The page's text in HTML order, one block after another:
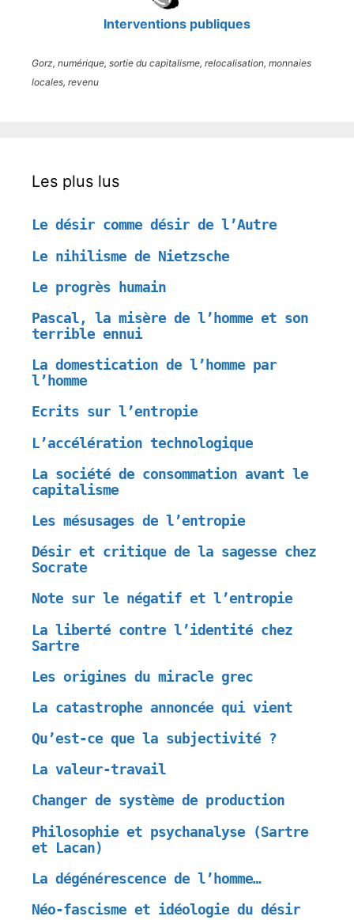
Interventions publiques
Gorz, numérique, sortie du capitalisme, relocalisation, monnaies
locales, revenu
Les plus lus
Le désir comme désir de l’Autre
Le nihilisme de Nietzsche
Le progrès humain
Pascal, la misère de l’homme et son
terrible ennui
La domestication de l’homme par
l’homme
Ecrits sur l’entropie
L’accélération technologique
La société de consommation avant le
capitalisme
Les mésusages de l’entropie
Désir et critique de la sagesse chez
Socrate
Note sur le négatif et l’entropie
La liberté contre l’identité chez
Sartre
Les origines du miracle grec
La catastrophe annoncée qui vient
Qu’est-ce que la subjectivité ?
La valeur-travail
Changer de système de production
Philosophie et psychanalyse (Sartre
et Lacan)
La dégénérescence de l’homme…
Néo-fascisme et idéologie du désir